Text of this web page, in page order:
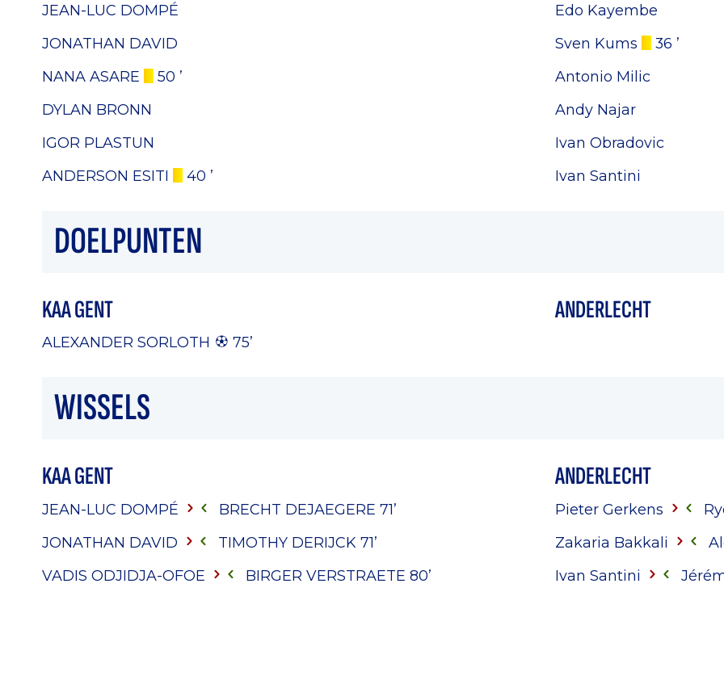
JEAN-LUC DOMPÉ
JONATHAN DAVID
NANA ASARE
50 ’
DYLAN BRONN
IGOR PLASTUN
ANDERSON ESITI
40 ’
Edo Kayembe
Sven Kums
36 ’
Antonio Milic
Andy Najar
Ivan Obradovic
Ivan Santini
DOELPUNTEN
KAA GENT
ALEXANDER SORLOTH 75’
ANDERLECHT
WISSELS
KAA GENT
JEAN-LUC DOMPÉ BRECHT DEJAEGERE 71’
JONATHAN DAVID
TIMOTHY DERIJCK 71’
VADIS ODJIDJA-OFOE
BIRGER VERSTRAETE 80’
ANDERLECHT
Pieter Gerkens
Zakaria Bakkali
Ivan Santini